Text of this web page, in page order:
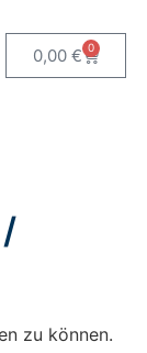
0,00 € 0
zu können.